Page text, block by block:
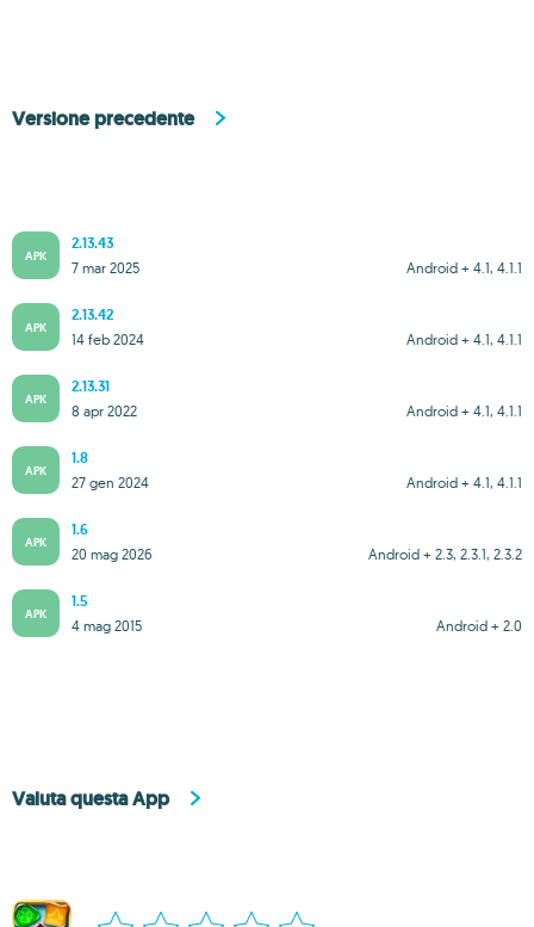
Versione precedente
APK
2.13.43
Android + 4.1, 4.1.1
7 mar 2025
APK
2.13.42
Android + 4.1, 4.1.1
14 feb 2024
APK
2.13.31
Android + 4.1, 4.1.1
8 apr 2022
APK
1.8
Android + 4.1, 4.1.1
27 gen 2024
APK
1.6
Android + 2.3, 2.3.1, 2.3.2
20 mag 2026
APK
1.5
Android + 2.0
4 mag 2015
Valuta questa App